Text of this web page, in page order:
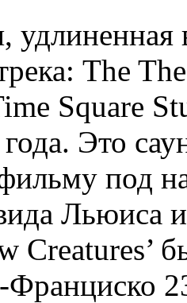
The
Square
Это
под
Льюиса
Creatures’